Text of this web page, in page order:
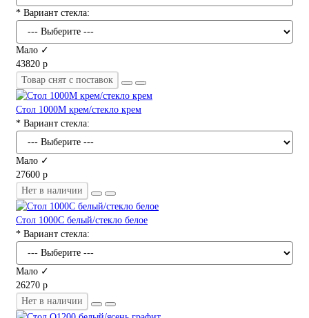
* Вариант стекла:
Мало ✓
43820 р
Товар снят с поставок
Стол 1000М крем/стекло крем
* Вариант стекла:
Мало ✓
27600 р
Нет в наличии
Стол 1000С белый/стекло белое
* Вариант стекла:
Мало ✓
26270 р
Нет в наличии